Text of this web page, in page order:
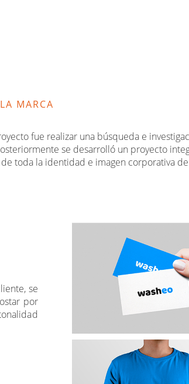
MARCA
fue realizar una búsqueda e
se desarrolló un proyecto
toda la identidad e imagen corporativa
se
por